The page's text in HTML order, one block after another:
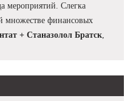
мероприятий. Слегка
множестве финансовых
+ Станазолол Братск